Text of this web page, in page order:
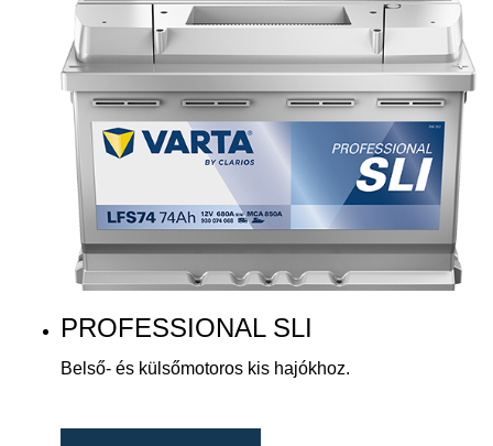
PROFESSIONAL SLI
Belső- és külsőmotoros kis hajókhoz.